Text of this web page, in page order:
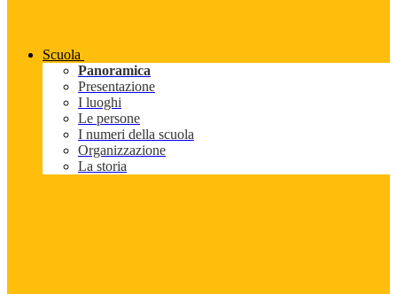
Scuola
Panoramica
Presentazione
I luoghi
Le persone
I numeri della scuola
Organizzazione
La storia